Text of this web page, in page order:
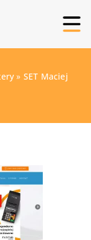
» SET Maciej